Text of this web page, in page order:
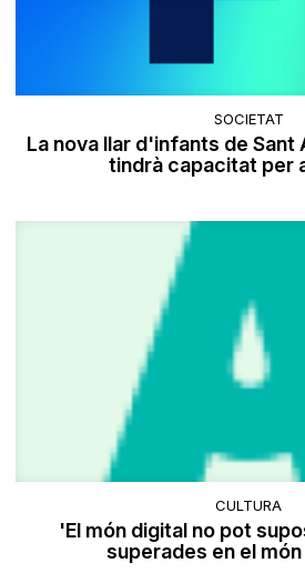
SOCIETAT
La nova llar d'infants de Sant
tindrà capacitat per
CULTURA
'El món digital no pot
superades en el